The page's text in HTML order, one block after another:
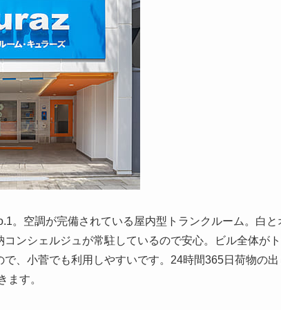
。空調が完備されている屋内型トランクルーム。白と
ンシェルジュが常駐しているので安心。ビル全体が
、小菅でも利用しやすいです。24時間365日荷物の出
ます。